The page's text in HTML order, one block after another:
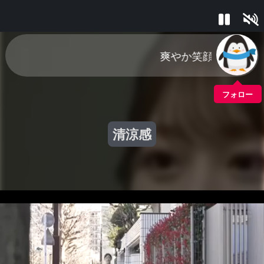
爽やか笑顔
フォロー
清涼感